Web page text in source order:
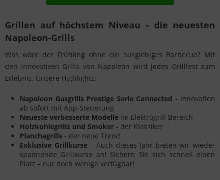
Grillen auf höchstem Niveau – die neuesten
Napoleon-Grills
Was wäre der Frühling ohne ein ausgiebiges Barbecue? Mit
den innovativen Grills von Napoleon wird jedes Grillfest zum
Erlebnis. Unsere Highlights:
Napoleon Gasgrills Prestige Serie Connected - Innovation
ab sofort mit App-Steuerung
Neueste verbesserte Modelle im Elektrogrill Bereich
Holzkohlegrills und Smoker - der Klassiker
Planchagrills - der neue Trend
Exklusive Grillkurse– Auch dieses Jahr bieten wir wieder
spannende Grillkurse an! Sichern Sie sich schnell einen
Platz – nur noch wenige verfügbar!